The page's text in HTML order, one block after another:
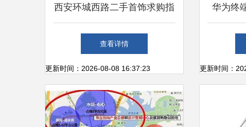
西安环城西路二手首饰求购指
南 交易市场的宝藏与陷阱
查看详情
更新时间：2026-08-08 16:37:23
华为终
珠
更新时间：